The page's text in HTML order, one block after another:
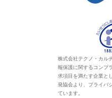
株式会社テクノ・カル
報保護に関するコンプ
求項目を満たす企業と
発協会より、プライバ
ています。